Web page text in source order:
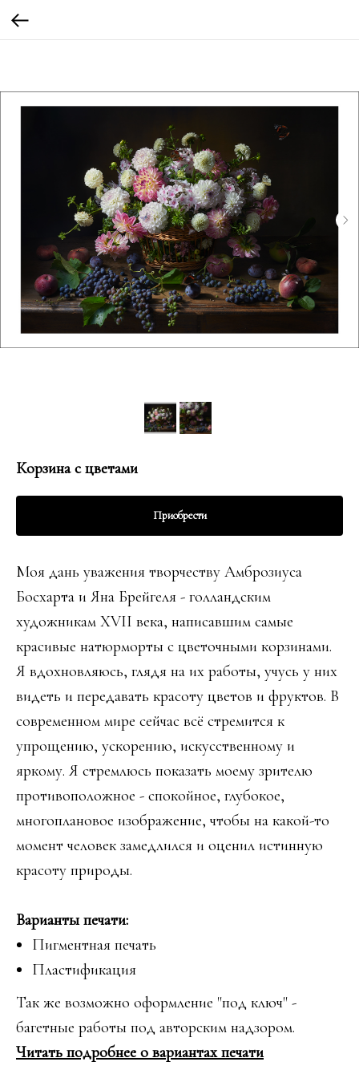
Корзина с цветами
Приобрести
Моя дань уважения творчеству Амброзиуса
Босхарта и Яна Брейгеля - голландским
художникам XVII века, написавшим самые
красивые натюрморты с цветочными корзинами.
Я вдохновляюсь, глядя на их работы, учусь у них
видеть и передавать красоту цветов и фруктов. В
современном мире сейчас всё стремится к
упрощению, ускорению, искусственному и
яркому. Я стремлюсь показать моему зрителю
противоположное - спокойное, глубокое,
многоплановое изображение, чтобы на какой-то
момент человек замедлился и оценил истинную
красоту природы.
Варианты печати:
Пигментная печать
Пластификация
Так же возможно оформление "под ключ" -
багетные работы под авторским надзором.
Читать подробнее о вариантах печати